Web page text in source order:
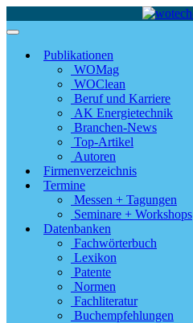
Publikationen
WOMag
WOClean
Beruf und Karriere
AK Energietechnik
Branchen-News
Top-Artikel
Autoren
Firmenverzeichnis
Termine
Messen + Tagungen
Seminare + Workshops
Datenbanken
Fachwörterbuch
Lexikon
Patente
Normen
Fachliteratur
Buchempfehlungen